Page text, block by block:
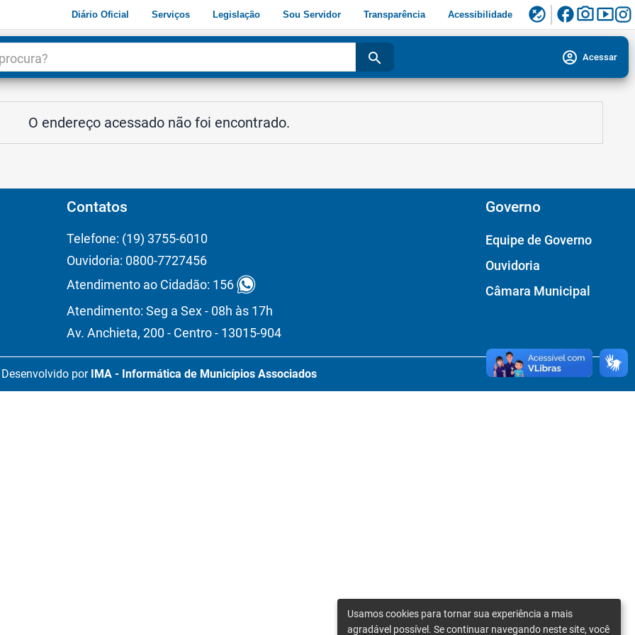
Diário Oficial Serviços Legislação Sou Servidor Transparência Acessibilidade flaky facebookphoto_camerasmart_display
search account_circle Acessar
O endereço acessado não foi encontrado.
Contatos
Telefone: (19) 3755-6010
Ouvidoria: 0800-7727456
Atendimento ao Cidadão: 156
Atendimento: Seg a Sex - 08h às 17h
Av. Anchieta, 200 - Centro - 13015-904
Governo
Equipe de Governo
Ouvidoria
Câmara Municipal
Desenvolvido por IMA - Informática de Municípios Associados
Usamos cookies para tornar sua experiência a mais
agradável possível. Se continuar navegando neste site, você